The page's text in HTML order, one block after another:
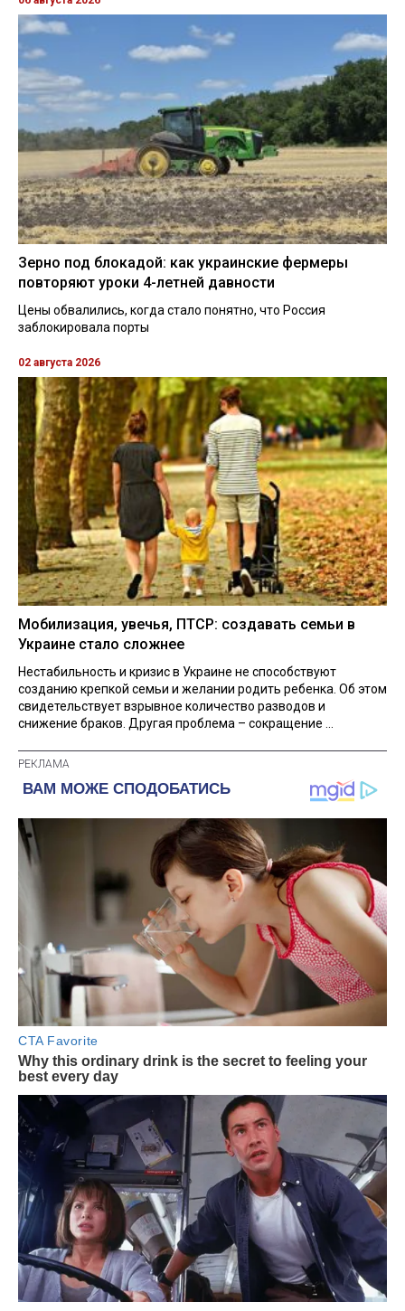
Зерно под блокадой: как украинские фермеры
повторяют уроки 4-летней давности
Цены обвалились, когда стало понятно, что Россия
заблокировала порты
02 августа 2026
Мобилизация, увечья, ПТСР: создавать семьи в
Украине стало сложнее
Нестабильность и кризис в Украине не способствуют
созданию крепкой семьи и желании родить ребенка. Об этом
свидетельствует взрывное количество разводов и
снижение браков. Другая проблема – сокращение ...